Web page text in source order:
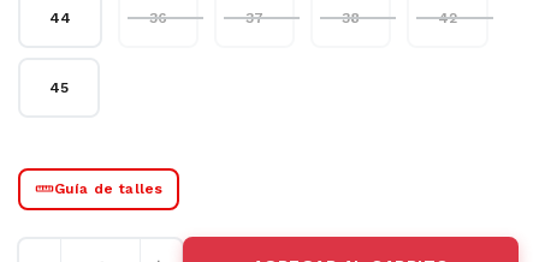
44 36 37 38 42
45
Guía de talles